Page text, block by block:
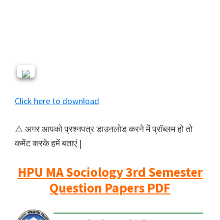
Click here to download
⚠️ अगर आपको प्रश्नपत्र डाउनलोड करने में प्रॉब्लम हो तो
कमेंट करके हमें बताएं |
HPU MA Sociology 3rd Semester
Question Papers PDF